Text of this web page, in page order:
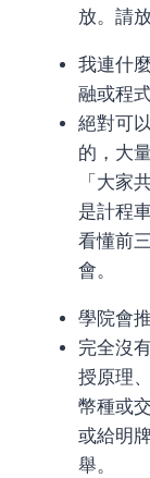
放。請
我連什
融或程
絕對可
的，大
「大家
是計程
看懂前
會。
學院會
完全沒
授原理
幣種或
或給明
舉。